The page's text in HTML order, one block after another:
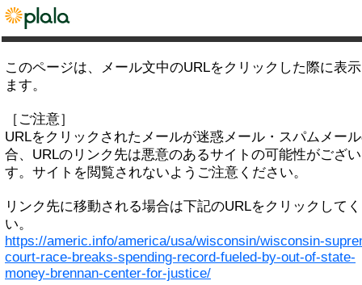
このページは、メール文中のURLをクリックした際に表
ます。
［ご注意］
URLをクリックされたメールが迷惑メール・スパムメー
合、URLのリンク先は悪意のあるサイトの可能性がござ
す。サイトを閲覧されないようご注意ください。
リンク先に移動される場合は下記のURLをクリックして
い。
https://americ.info/america/usa/wisconsin/wisconsin-
court-race-breaks-spending-record-fueled-by-out-of-state-
money-brennan-center-for-justice/